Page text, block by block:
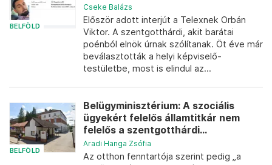
BELFÖLD
Cseke Balázs
Először adott interjút a Telexnek Orbán
Viktor. A szentgotthárdi, akit barátai
poénból elnök úrnak szólítanak. Öt éve már
beválasztották a helyi képviselő-
testületbe, most is elindul az...
BELFÖLD
Belügyminisztérium: A szociális
ügyekért felelős államtitkár nem
felelős a szentgotthárdi...
Aradi Hanga Zsófia
Az otthon fenntartója szerint pedig „a